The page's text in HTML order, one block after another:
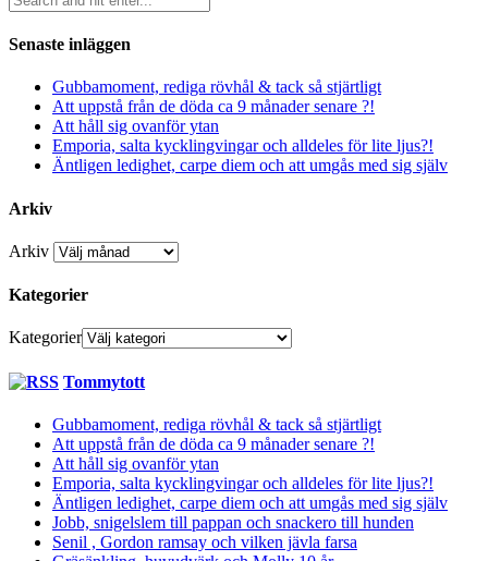
Senaste inläggen
Gubbamoment, rediga rövhål & tack så stjärtligt
Att uppstå från de döda ca 9 månader senare ?!
Att håll sig ovanför ytan
Emporia, salta kycklingvingar och alldeles för lite ljus?!
Äntligen ledighet, carpe diem och att umgås med sig själv
Arkiv
Arkiv
Kategorier
Kategorier
Tommytott
Gubbamoment, rediga rövhål & tack så stjärtligt
Att uppstå från de döda ca 9 månader senare ?!
Att håll sig ovanför ytan
Emporia, salta kycklingvingar och alldeles för lite ljus?!
Äntligen ledighet, carpe diem och att umgås med sig själv
Jobb, snigelslem till pappan och snackero till hunden
Senil , Gordon ramsay och vilken jävla farsa